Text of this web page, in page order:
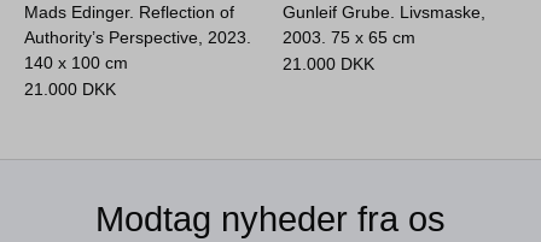
Mads Edinger. Reflection of
Authority’s Perspective, 2023.
140 x 100 cm
21.000 DKK
Gunleif Grube. Livsmaske,
2003.75 x 65 cm
21.000 DKK
Modtag nyheder fra os